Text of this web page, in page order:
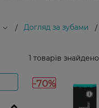
/ Догляд за зубами /
1 товарів знайдено
-70%